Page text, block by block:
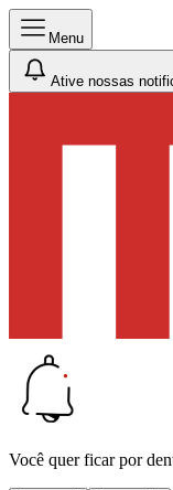
Menu
Ative nossas
Você quer ficar por